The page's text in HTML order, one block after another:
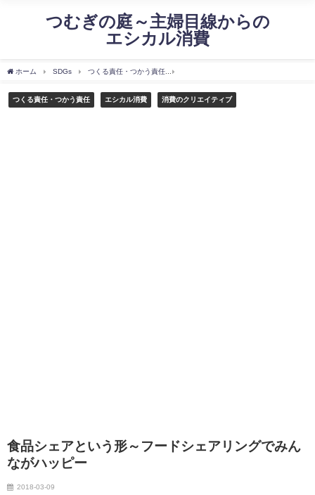
つむぎの庭～主婦目線からの
エシカル消費
ホーム SDGs つくる責任・つかう責任
つくる責任・つかう責任 エシカル消費 消費のクリエイティブ
食品シェアという形～フードシェアリングでみん
ながハッピー
2018-03-09